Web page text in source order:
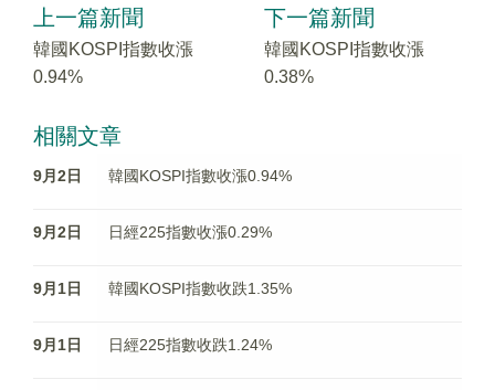
上一篇新聞
韓國KOSPI指數收漲
0.94%
下一篇新聞
韓國KOSPI指數收漲
0.38%
相關文章
9月2日 韓國KOSPI指數收漲0.94%
9月2日 日經225指數收漲0.29%
9月1日 韓國KOSPI指數收跌1.35%
9月1日 日經225指數收跌1.24%